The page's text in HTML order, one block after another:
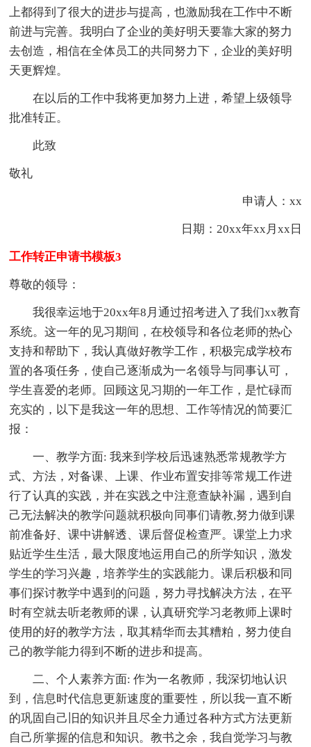
上都得到了很大的进步与提高，也激励我在工作中不断
前进与完善。我明白了企业的美好明天要靠大家的努力
去创造，相信在全体员工的共同努力下，企业的美好明
天更辉煌。
在以后的工作中我将更加努力上进，希望上级领导
批准转正。
此致
敬礼
申请人：xx
日期：20xx年xx月xx日
工作转正申请书模板3
尊敬的领导：
我很幸运地于20xx年8月通过招考进入了我们xx教育
系统。这一年的见习期间，在校领导和各位老师的热心
支持和帮助下，我认真做好教学工作，积极完成学校布
置的各项任务，使自己逐渐成为一名领导与同事认可，
学生喜爱的老师。回顾这见习期的一年工作，是忙碌而
充实的，以下是我这一年的思想、工作等情况的简要汇
报：
一、教学方面: 我来到学校后迅速熟悉常规教学方
式、方法，对备课、上课、作业布置安排等常规工作进
行了认真的实践，并在实践之中注意查缺补漏，遇到自
己无法解决的教学问题就积极向同事们请教,努力做到课
前准备好、课中讲解透、课后督促检查严。课堂上力求
贴近学生生活，最大限度地运用自己的所学知识，激发
学生的学习兴趣，培养学生的实践能力。课后积极和同
事们探讨教学中遇到的问题，努力寻找解决方法，在平
时有空就去听老教师的课，认真研究学习老教师上课时
使用的好的教学方法，取其精华而去其糟粕，努力使自
己的教学能力得到不断的进步和提高。
二、个人素养方面: 作为一名教师，我深切地认识
到，信息时代信息更新速度的重要性，所以我一直不断
的巩固自己旧的知识并且尽全力通过各种方式方法更新
自己所掌握的信息和知识。教书之余，我自觉学习与教